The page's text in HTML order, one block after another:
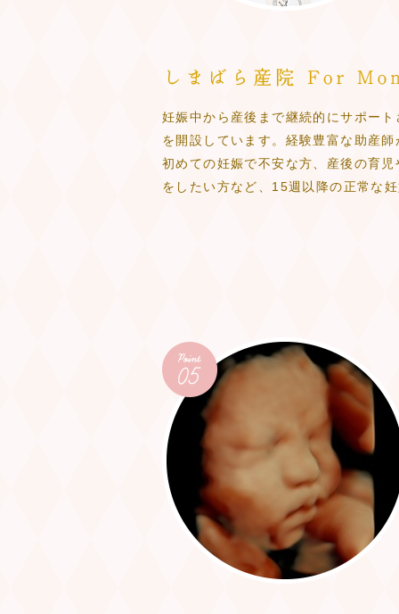
妊娠中から産後まで継続的にサポー
を開設しています。経験豊富な助産
初めての妊娠で不安な方、産後の育
をしたい方など、15週以降の正常な